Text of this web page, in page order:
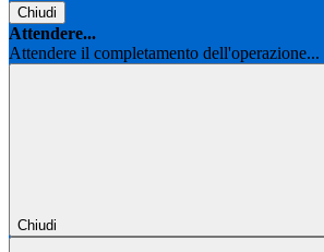
Chiudi
Attendere...
Attendere il completamento dell'operazione...
Chiudi